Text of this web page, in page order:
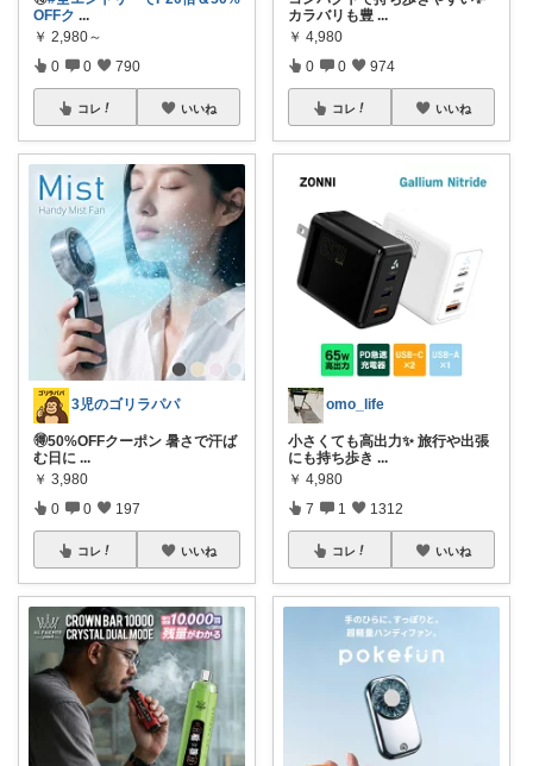
OFFク ...
￥ 2,980～
0 0 790
コレ いいね
3児のゴリラパパ
🉐50%OFFクーポン 暑さで汗ば
む日に ...
￥ 3,980
0 0 197
コレ いいね
カラバリも豊 ...
￥ 4,980
0 0 974
コレ いいね
omo_life
小さくても高出力✨ 旅行や出張
にも持ち歩き ...
￥ 4,980
7 1 1312
コレ いいね